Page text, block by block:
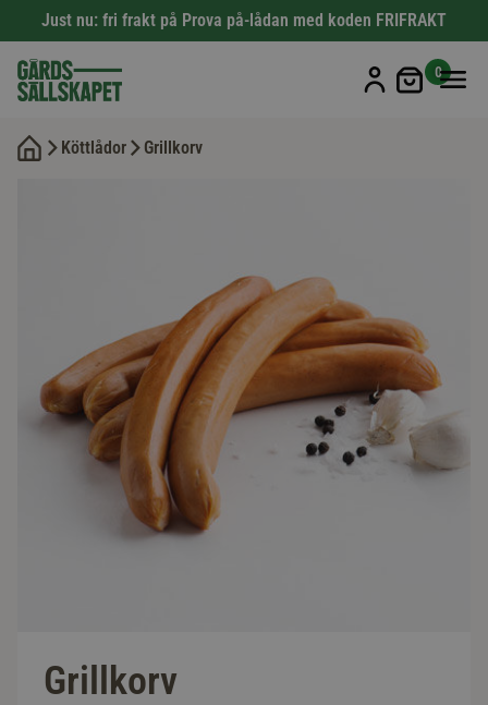
Just nu: fri frakt på Prova på-lådan med koden FRIFRAKT
Min
0
Köttlådor Grillkorv
Grillkorv